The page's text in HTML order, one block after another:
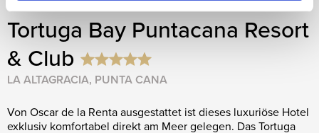
Tortuga Bay Puntacana Resort
& Club
LA ALTAGRACIA, PUNTA CANA
Von Oscar de la Renta ausgestattet ist dieses luxuriöse Hotel
exklusiv komfortabel direkt am Meer gelegen. Das Tortuga